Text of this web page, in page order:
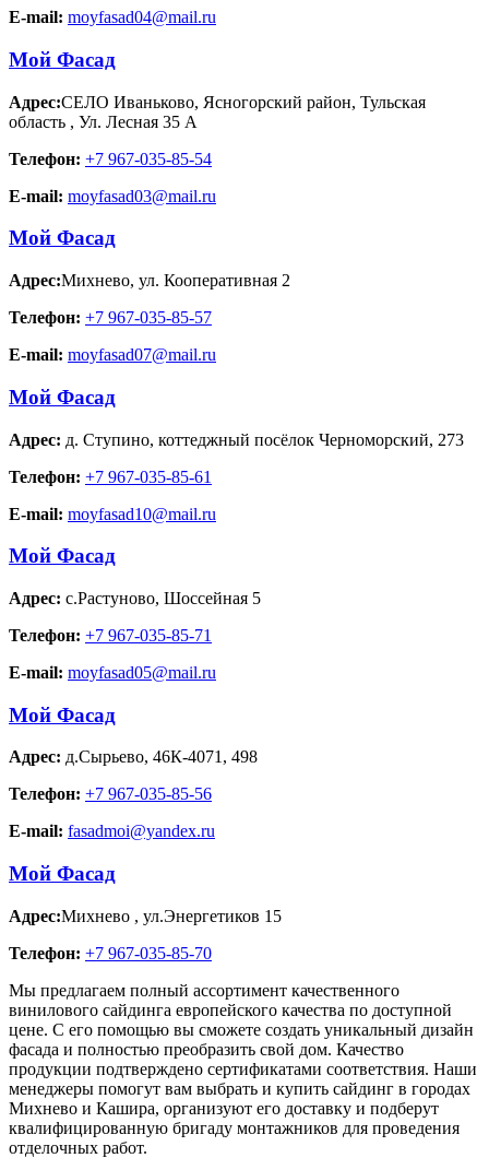
E-mail: moyfasad04@mail.ru
Мой Фасад
Адрес:СЕЛО Иваньково, Ясногорский район, Тульская
область , Ул. Лесная 35 А
Телефон: +7 967-035-85-54
E-mail: moyfasad03@mail.ru
Мой Фасад
Адрес:Михнево, ул. Кооперативная 2
Телефон: +7 967-035-85-57
E-mail: moyfasad07@mail.ru
Мой Фасад
Адрес: д. Ступино, коттеджный посёлок Черноморский, 273
Телефон: +7 967-035-85-61
E-mail: moyfasad10@mail.ru
Мой Фасад
Адрес: с.Растуново, Шоссейная 5
Телефон: +7 967-035-85-71
E-mail: moyfasad05@mail.ru
Мой Фасад
Адрес: д.Сырьево, 46К-4071, 498
Телефон: +7 967-035-85-56
E-mail: fasadmoi@yandex.ru
Мой Фасад
Адрес:Михнево , ул.Энергетиков 15
Телефон: +7 967-035-85-70
Мы предлагаем полный ассортимент качественного
винилового сайдинга европейского качества по доступной
цене. С его помощью вы сможете создать уникальный дизайн
фасада и полностью преобразить свой дом. Качество
продукции подтверждено сертификатами соответствия. Наши
менеджеры помогут вам выбрать и купить сайдинг в городах
Михнево и Кашира, организуют его доставку и подберут
квалифицированную бригаду монтажников для проведения
отделочных работ.